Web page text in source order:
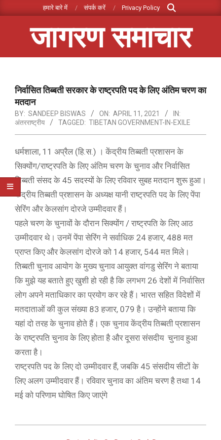
to
हमारे बारे में संपर्क करें Privacy Policy
Search
जागरण समाचार
Menuनिर्वासित तिब्बती सरकार के राष्ट्रपति पद के लिए अंतिम चरण का
मतदान
BY: SANDEEP BISWAS ON: APRIL 11, 2021
IN:
अंतरराष्ट्रीय
TAGGED: TIBETAN GOVERNMENT-IN-EXILE
धर्मशाला, 11 अप्रैल (हि.स.) । केंद्रीय तिब्बती प्रशासन के
सिक्योंग/राष्ट्रपति के लिए अंतिम चरण के चुनाव और निर्वासित
तिब्बती संसद के 45 सदस्यों के लिए रविवार सुबह मतदान शुरू हुआ।
केंद्रीय तिब्बती प्रशासन के अध्यक्ष यानी राष्ट्रपति पद के लिए पेंपा
सेरिंग और केलसांग दोरजे उम्मीदवार हैं।
पहले चरण के चुनावों के दौरान सिक्योंग / राष्ट्रपति के लिए आठ
उम्मीदवार थे। उनमें पेंपा सेरिंग ने सर्वाधिक 24 हजार, 488 मत
प्राप्त किए और केलसांग दोरजे को 14 हजार, 544 मत मिले।
तिब्बती चुनाव आयोग के मुख्य चुनाव आयुक्त वांगडु सेरिंग ने बताया
कि मुझे यह बताते हुए खुशी हो रही है कि लगभग 26 देशों में निर्वासित
लोग अपने मताधिकार का प्रयोग कर रहे हैं। भारत सहित विदेशों में
मतदाताओं की कुल संख्या 83 हजार, 079 है। उन्होंने बताया कि
यहां दो तरह के चुनाव होते हैं। एक चुनाव केंद्रीय तिब्बती प्रशासन
के राष्ट्रपति चुनाव के लिए होता है और दूसरा संसदीय चुनाव हुआ
करता है।
राष्ट्रपति पद के लिए दो उम्मीदवार हैं, जबकि 45 संसदीय सीटों के
लिए अलग उम्मीदवार हैं। रविवार चुनाव का अंतिम चरण है तथा 14
मई को परिणाम घोषित किए जाएंगे